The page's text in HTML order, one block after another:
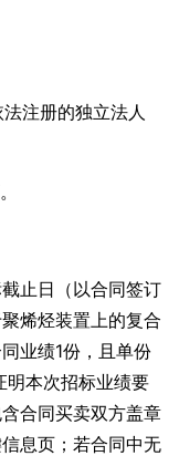
注册的独立法人
止日（以合同签订
烯烃装置上的复合
业绩1份，且单份
明本次招标业绩要
合同买卖双方盖章
息页；若合同中无